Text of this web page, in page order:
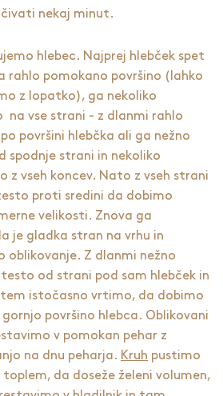
nekaj minut.
hlebec. Najprej hlebček spet
rahlo pomokano površino (lahko
z lopatko), ga nekoliko
na vse strani - z dlanmi rahlo
površini hlebčka ali ga nežno
spodnje strani in nekoliko
z vseh koncev. Nato z vseh strani
proti sredini da dobimo
velikosti. Znova ga
je gladka stran na vrhu in
oblikovanje. Z dlanmi nežno
od strani pod sam hlebček in
tem istočasno vrtimo, da dobimo
površino hlebca. Oblikovani
v pomokan pehar z
na dnu peharja. Kruh pustimo
da doseže želeni volumen,